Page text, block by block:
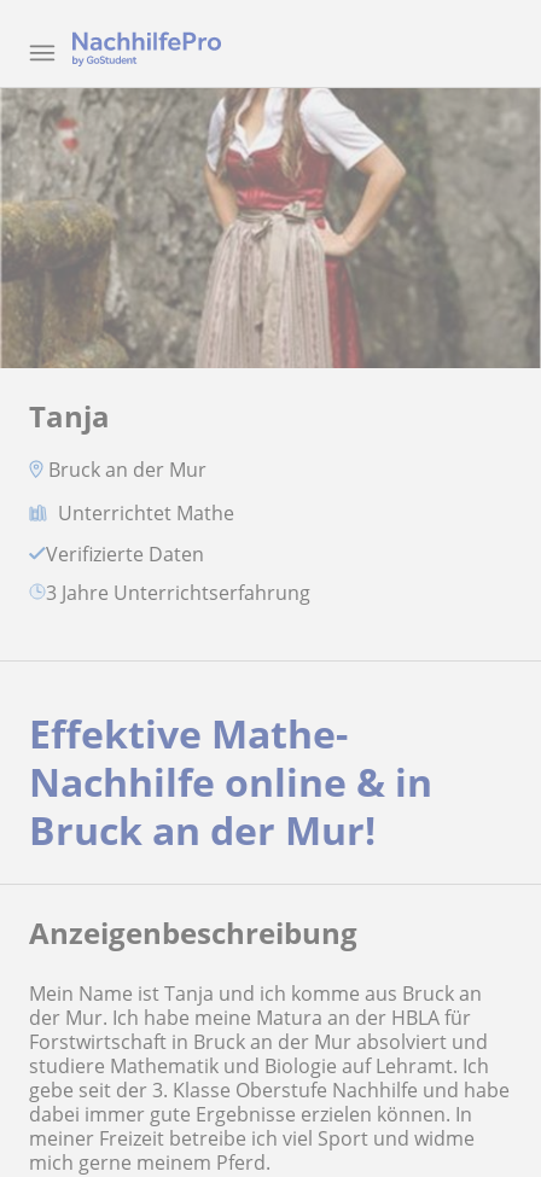
Tanja
Bruck an der Mur
Unterrichtet Mathe
Verifizierte Daten
3 Jahre Unterrichtserfahrung
Effektive Mathe-
Nachhilfe online & in
Bruck an der Mur!
Anzeigenbeschreibung
Mein Name ist Tanja und ich komme aus Bruck an
der Mur. Ich habe meine Matura an der HBLA für
Forstwirtschaft in Bruck an der Mur absolviert und
studiere Mathematik und Biologie auf Lehramt. Ich
gebe seit der 3. Klasse Oberstufe Nachhilfe und habe
dabei immer gute Ergebnisse erzielen können. In
meiner Freizeit betreibe ich viel Sport und widme
mich gerne meinem Pferd.